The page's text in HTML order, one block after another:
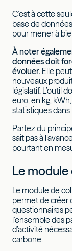
C’est à cette
base de
pour mener à
À noter
données doit
évoluer. Elle
nouveaux
législatif. L’outil
euro, en kg,
statistiques dans
Partez du
sait pas à
pourtant en
Le module
Le module de
permet de créer
questionnaires
l’ensemble des
d’activité
carbone.